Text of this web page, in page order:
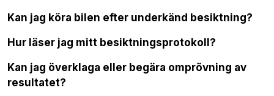
Kan jag köra bilen efter underkänd besiktning?
Hur läser jag mitt besiktningsprotokoll?
Kan jag överklaga eller begära omprövning av
resultatet?